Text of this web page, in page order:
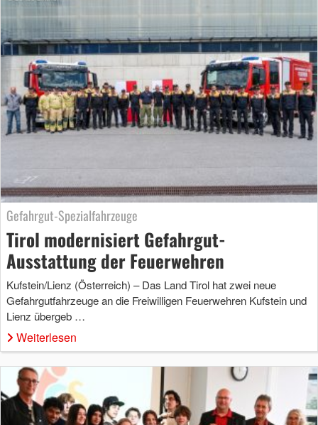
Gefahrgut-Spezialfahrzeuge
Tirol modernisiert Gefahrgut-
Ausstattung der Feuerwehren
Kufstein/Lienz (Österreich) – Das Land Tirol hat zwei neue
Gefahrgutfahrzeuge an die Freiwilligen Feuerwehren Kufstein und
Lienz übergeb …
Weiterlesen